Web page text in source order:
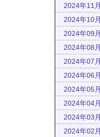
2024年11月
2024年10月
2024年09月
2024年08月
2024年07月
2024年06月
2024年05月
2024年04月
2024年03月
2024年02月